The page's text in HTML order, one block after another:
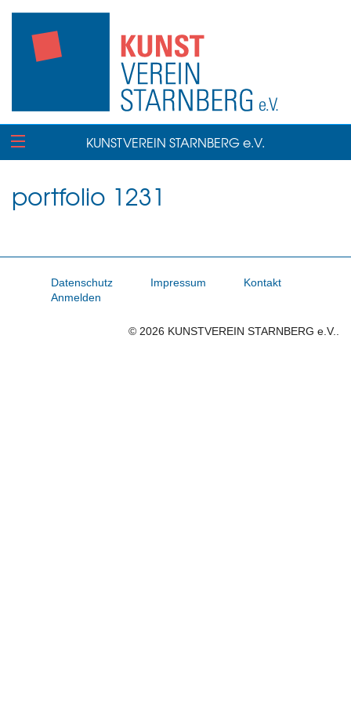
KUNSTVEREIN STARNBERG e.V.
portfolio 1231
Datenschutz Impressum
Kontakt
Anmelden
© 2026 KUNSTVEREIN STARNBERG e.V..